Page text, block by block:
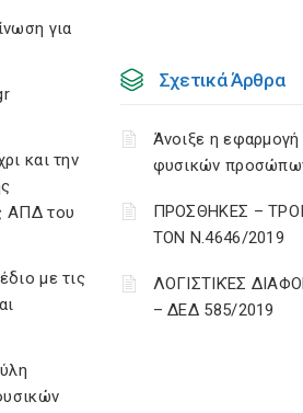
για
και την
ΑΠΔ του
με τις
Σχετικά Άρθρα
Άνοιξε η
φυσικών
ΠΡΟΣΘΗΚΕΣ –
ΤΟΝ Ν.4646/2019
ΛΟΓΙΣΤΙΚΈΣ
– ΔΕΔ 585/2019